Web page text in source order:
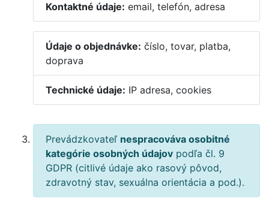
Kontaktné údaje: email, telefón, adresa
Údaje o objednávke: číslo, tovar, platba,
doprava
Technické údaje: IP adresa, cookies
Prevádzkovateľ nespracováva osobitné
kategórie osobných údajov podľa čl. 9
GDPR (citlivé údaje ako rasový pôvod,
zdravotný stav, sexuálna orientácia a pod.).